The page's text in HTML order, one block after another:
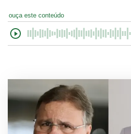
ouça este conteúdo